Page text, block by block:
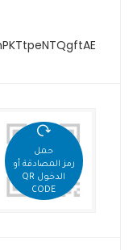
حمل
رمز المصادقة أو
الدخول QR
CODE